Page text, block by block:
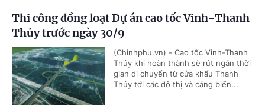
Thi công đồng loạt Dự án cao tốc Vinh-Thanh
Thủy trước ngày 30/9
(Chinhphu.vn) - Cao tốc Vinh-Thanh
Thủy khi hoàn thành sẽ rút ngắn thời
gian di chuyển từ cửa khẩu Thanh
Thủy tới các đô thị và cảng biển...